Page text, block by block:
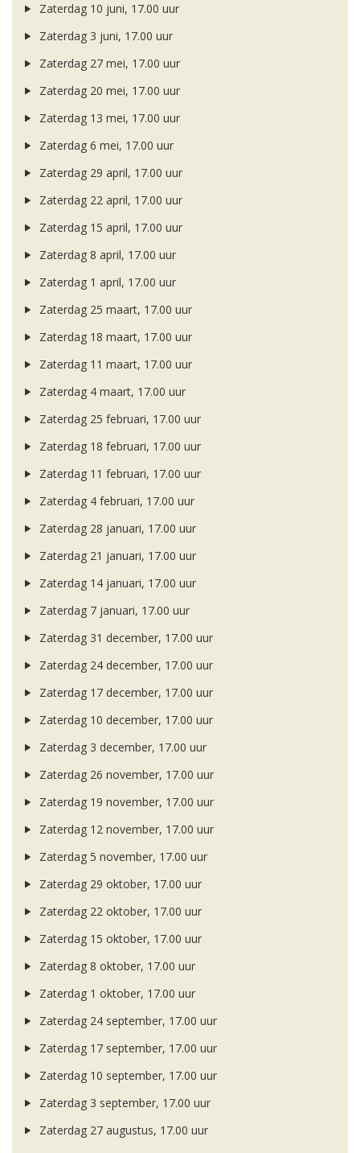
Zaterdag 10 juni, 17.00 uur
Zaterdag 3 juni, 17.00 uur
Zaterdag 27 mei, 17.00 uur
Zaterdag 20 mei, 17.00 uur
Zaterdag 13 mei, 17.00 uur
Zaterdag 6 mei, 17.00 uur
Zaterdag 29 april, 17.00 uur
Zaterdag 22 april, 17.00 uur
Zaterdag 15 april, 17.00 uur
Zaterdag 8 april, 17.00 uur
Zaterdag 1 april, 17.00 uur
Zaterdag 25 maart, 17.00 uur
Zaterdag 18 maart, 17.00 uur
Zaterdag 11 maart, 17.00 uur
Zaterdag 4 maart, 17.00 uur
Zaterdag 25 februari, 17.00 uur
Zaterdag 18 februari, 17.00 uur
Zaterdag 11 februari, 17.00 uur
Zaterdag 4 februari, 17.00 uur
Zaterdag 28 januari, 17.00 uur
Zaterdag 21 januari, 17.00 uur
Zaterdag 14 januari, 17.00 uur
Zaterdag 7 januari, 17.00 uur
Zaterdag 31 december, 17.00 uur
Zaterdag 24 december, 17.00 uur
Zaterdag 17 december, 17.00 uur
Zaterdag 10 december, 17.00 uur
Zaterdag 3 december, 17.00 uur
Zaterdag 26 november, 17.00 uur
Zaterdag 19 november, 17.00 uur
Zaterdag 12 november, 17.00 uur
Zaterdag 5 november, 17.00 uur
Zaterdag 29 oktober, 17.00 uur
Zaterdag 22 oktober, 17.00 uur
Zaterdag 15 oktober, 17.00 uur
Zaterdag 8 oktober, 17.00 uur
Zaterdag 1 oktober, 17.00 uur
Zaterdag 24 september, 17.00 uur
Zaterdag 17 september, 17.00 uur
Zaterdag 10 september, 17.00 uur
Zaterdag 3 september, 17.00 uur
Zaterdag 27 augustus, 17.00 uur